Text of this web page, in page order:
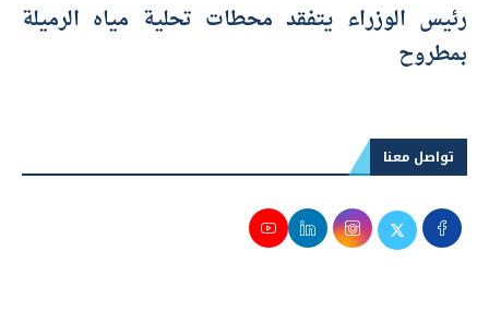
رئيس الوزراء يتفقد محطات تحلية مياه الرميلة
بمطروح
تواصل معنا